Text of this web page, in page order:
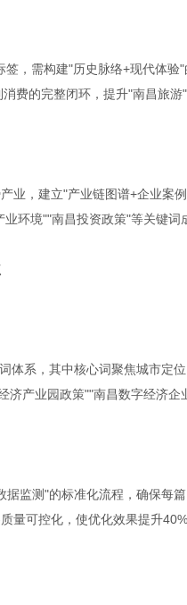
，需构建"历史脉络+现代体
费的完整闭环，提升"南昌旅
业，建立"产业链图谱+企业案
环境""南昌投资政策"等关键词
体系，其中核心词聚焦城市定
济产业园政策""南昌数字经济企
监测"的标准化流程，确保每
量可控化，使优化效果提升